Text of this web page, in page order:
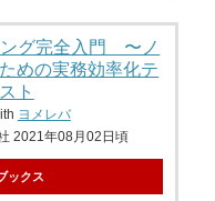
グ完全入門 〜ノ
めの実務効率化テ
ト
ヨメレバ
2021年08月02日頃
ックス